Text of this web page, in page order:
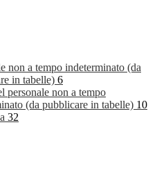
non a tempo indeterminato (da
in tabelle) 6
personale non a tempo
(da pubblicare in tabelle) 10
32